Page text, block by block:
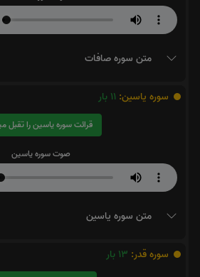
متن سوره صافات
سوره یاسین: 11 بار
قرائت سوره یاسین را تقبل میکنم
صوت سوره یاسین
متن سوره یاسین
سوره قدر: 13 بار